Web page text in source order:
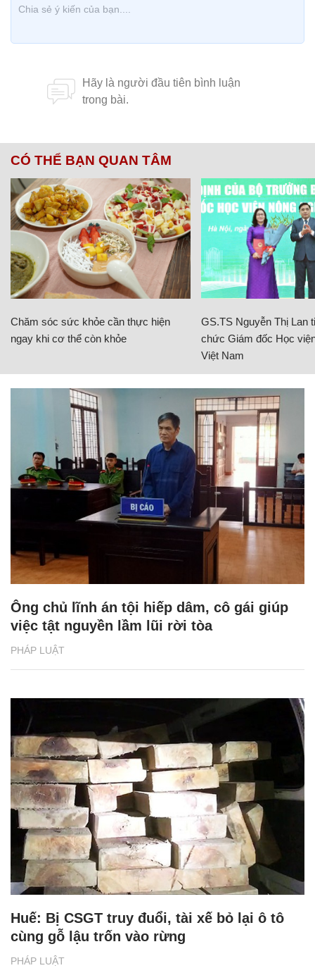
CÓ THỂ BẠN QUAN TÂM
Chăm sóc sức khỏe cần thực hiện
ngay khi cơ thể còn khỏe
GS.TS Nguyễn Thị Lan
chức Giám đốc Học
Việt Nam
PHÁP LUẬT
Ông chủ lĩnh án tội hiếp dâm, cô gái giúp
việc tật nguyền lầm lũi rời tòa
PHÁP LUẬT
Huế: Bị CSGT truy đuổi, tài xế bỏ lại ô tô
cùng gỗ lậu trốn vào rừng